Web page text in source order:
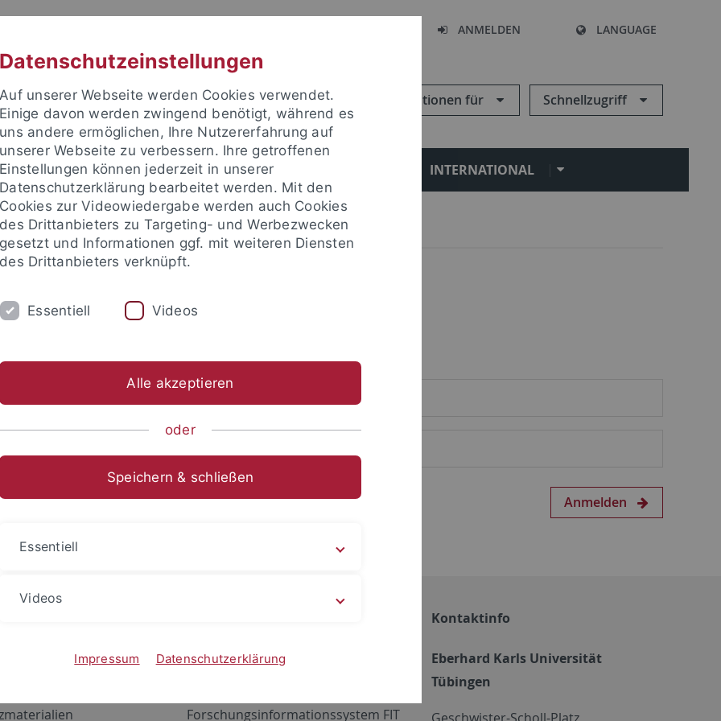
ANMELDEN LANGUAGE
Informationen für Schnellzugriff
FORSCHUNG EINRICHTUNGEN INTERNATIONAL
um sich anzumelden:
Anmelden
Netzwerk
ALMA
Forschungsinformationssystem FIT
Kontaktinfo
Eberhard Karls Universität
Tübingen
Datenschutzeinstellungen
Auf unserer Webseite werden Cookies verwendet.
Einige davon werden zwingend benötigt, während es
uns andere ermöglichen, Ihre Nutzererfahrung auf
unserer Webseite zu verbessern. Ihre getroffenen
Einstellungen können jederzeit in unserer
Datenschutzerklärung bearbeitet werden. Mit den
Cookies zur Videowiedergabe werden auch Cookies
des Drittanbieters zu Targeting- und Werbezwecken
gesetzt und Informationen ggf. mit weiteren Diensten
des Drittanbieters verknüpft.
Essentiell Videos
Alle akzeptieren
oder
Speichern & schließen
Essentiell
Videos
Impressum Datenschutzerklärung